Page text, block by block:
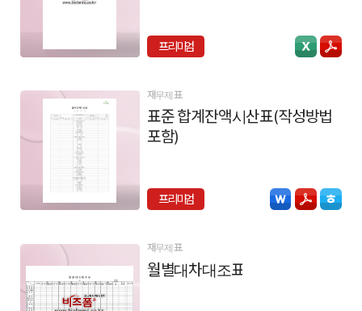
프리미엄
재무제표
표준 합계잔액시산표(작성방법
포함)
프리미엄
재무제표
월별대차대조표